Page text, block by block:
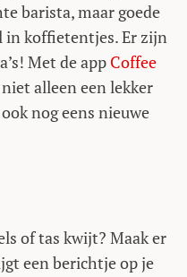
barista, maar goede
in koffietentjes. Er zijn
Met de app Coffee
alleen een lekker
nog eens nieuwe
of tas kwijt? Maak er
een berichtje op je